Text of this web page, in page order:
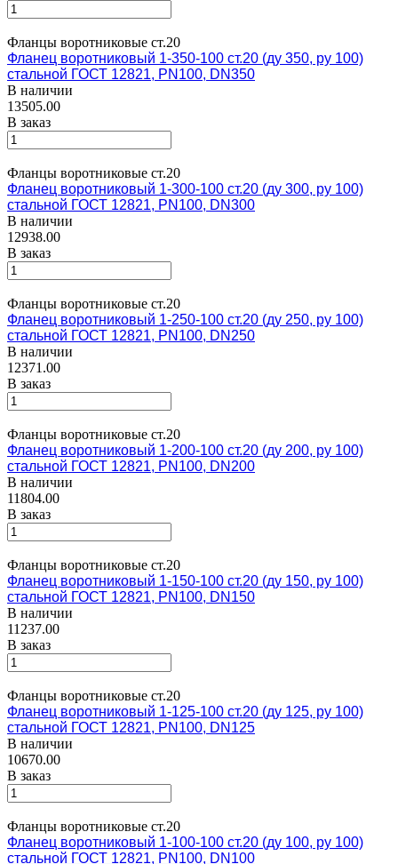
Фланцы воротниковые ст.20
Фланец воротниковый 1-350-100 ст.20 (ду 350, ру 100)
стальной ГОСТ 12821, PN100, DN350
В наличии
13505.00
В заказ
Фланцы воротниковые ст.20
Фланец воротниковый 1-300-100 ст.20 (ду 300, ру 100)
стальной ГОСТ 12821, PN100, DN300
В наличии
12938.00
В заказ
Фланцы воротниковые ст.20
Фланец воротниковый 1-250-100 ст.20 (ду 250, ру 100)
стальной ГОСТ 12821, PN100, DN250
В наличии
12371.00
В заказ
Фланцы воротниковые ст.20
Фланец воротниковый 1-200-100 ст.20 (ду 200, ру 100)
стальной ГОСТ 12821, PN100, DN200
В наличии
11804.00
В заказ
Фланцы воротниковые ст.20
Фланец воротниковый 1-150-100 ст.20 (ду 150, ру 100)
стальной ГОСТ 12821, PN100, DN150
В наличии
11237.00
В заказ
Фланцы воротниковые ст.20
Фланец воротниковый 1-125-100 ст.20 (ду 125, ру 100)
стальной ГОСТ 12821, PN100, DN125
В наличии
10670.00
В заказ
Фланцы воротниковые ст.20
Фланец воротниковый 1-100-100 ст.20 (ду 100, ру 100)
стальной ГОСТ 12821, PN100, DN100